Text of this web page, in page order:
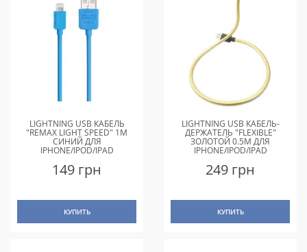
LIGHTNING USB КАБЕЛЬ
"REMAX LIGHT SPEED" 1M
СИНИЙ ДЛЯ
IPHONE/IPOD/IPAD
149 грн
КУПИТЬ
LIGHTNING USB КАБЕЛЬ-
ДЕРЖАТЕЛЬ "FLEXIBLE"
ЗОЛОТОЙ 0.5M ДЛЯ
IPHONE/IPOD/IPAD
249 грн
КУПИТЬ